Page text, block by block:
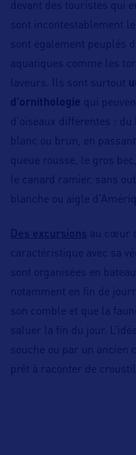
devant des touristes qui
sont incontestablement
sont également peuplés
aquatiques comme les
laveurs. Ils sont surtout
d’ornithologie qui
d’oiseaux différentes :
blanc ou brun, en
queue rousse, le gros
le canard ramier, sans
blanche ou aigle
Des excursions au cœur
caractéristique avec sa
sont organisées en
notamment en fin de
son comble et que la
saluer la fin du jour.
souche ou par un ancien
prêt à raconter de